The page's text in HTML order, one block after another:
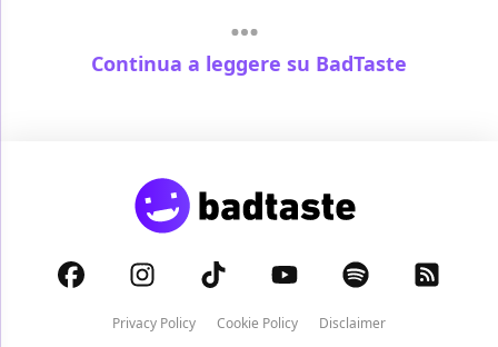
Continua a leggere su BadTaste
Privacy Policy Cookie Policy
Disclaimer